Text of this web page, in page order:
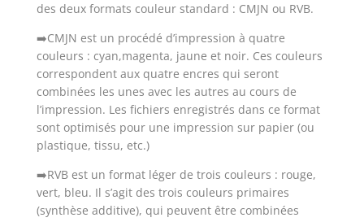
des deux formats couleur standard : CMJN ou RVB.
➡️CMJN est un procédé d’impression à quatre
couleurs : cyan,magenta, jaune et noir. Ces couleurs
correspondent aux quatre encres qui seront
combinées les unes avec les autres au cours de
l’impression. Les fichiers enregistrés dans ce format
sont optimisés pour une impression sur papier (ou
plastique, tissu, etc.)
➡️RVB est un format léger de trois couleurs : rouge,
vert, bleu. Il s’agit des trois couleurs primaires
(synthèse additive), qui peuvent être combinées